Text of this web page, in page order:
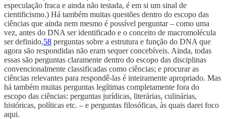
especulação fraca e ainda não testada, é em si um sinal de
cientificismo.) Há também muitas questões dentro do escopo das
ciências que ainda nem mesmo é possível perguntar – como uma
vez, antes do DNA ser identificado e o conceito de macromolécula
ser definido,58 perguntas sobre a estrutura e função do DNA que
agora são respondidas não eram sequer concebíveis. Ainda, todas
essas são perguntas claramente dentro do escopo das disciplinas
convencionalmente classificadas como ciências; e procurar as
ciências relevantes para respondê-las é inteiramente apropriado. Mas
há também muitas perguntas legítimas completamente fora do
escopo das ciências: perguntas jurídicas, literárias, culinárias,
históricas, políticas etc. – e perguntas filosóficas, às quais darei foco
aqui.